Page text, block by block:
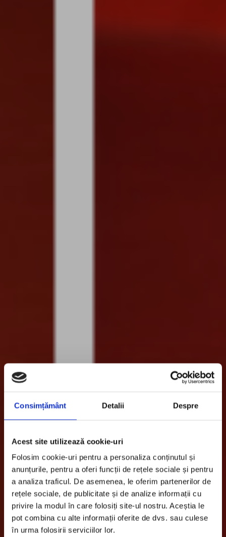
Consimțământ Detalii Despre
Acest site utilizează cookie-uri
Folosim cookie-uri pentru a personaliza conținutul și
anunțurile, pentru a oferi funcții de rețele sociale și pentru
a analiza traficul. De asemenea, le oferim partenerilor de
rețele sociale, de publicitate și de analize informații cu
privire la modul în care folosiți site-ul nostru. Aceștia le
pot combina cu alte informații oferite de dvs. sau culese
în urma folosirii serviciilor lor.